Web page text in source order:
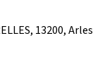
13200, Arles